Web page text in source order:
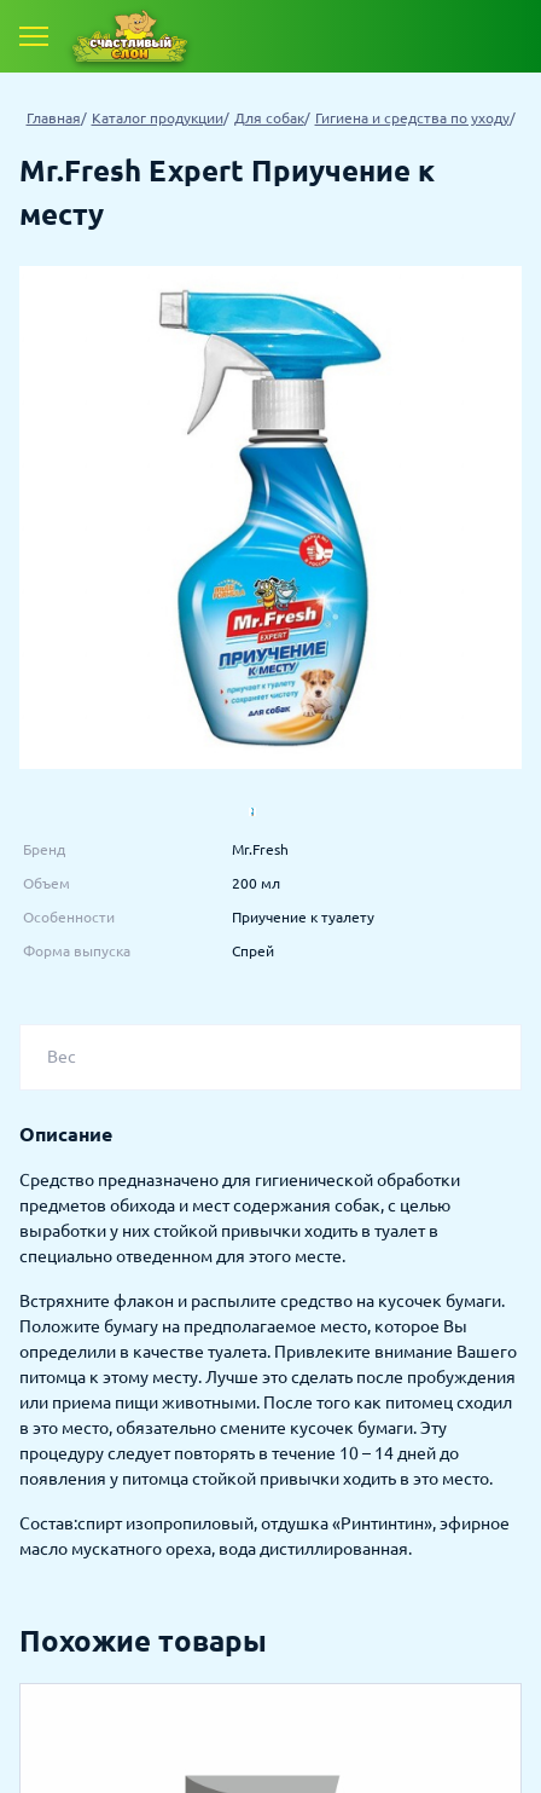
Главная Каталог продукции Для собак Гигиена и средства по уходу
Mr.Fresh Expert Приучение к
месту
Бренд Mr.Fresh
Объем 200 мл
Особенности Приучение к туалету
Форма выпуска Спрей
Вес
Описание
Средство предназначено для гигиенической обработки
предметов обихода и мест содержания собак, с целью
выработки у них стойкой привычки ходить в туалет в
специально отведенном для этого месте.
Встряхните флакон и распылите средство на кусочек бумаги.
Положите бумагу на предполагаемое место, которое Вы
определили в качестве туалета. Привлеките внимание Вашего
питомца к этому месту. Лучше это сделать после пробуждения
или приема пищи животными. После того как питомец сходил
в это место, обязательно смените кусочек бумаги. Эту
процедуру следует повторять в течение 10 – 14 дней до
появления у питомца стойкой привычки ходить в это место.
Состав:спирт изопропиловый, отдушка «Ринтинтин», эфирное
масло мускатного ореха, вода дистиллированная.
Похожие товары